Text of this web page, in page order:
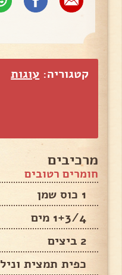
קטגוריה: עוגות
מרכיבים
חומרים רטובים
1 כוס שמן
1+3/4 מים
2 ביצים
כפית תמצית וניל